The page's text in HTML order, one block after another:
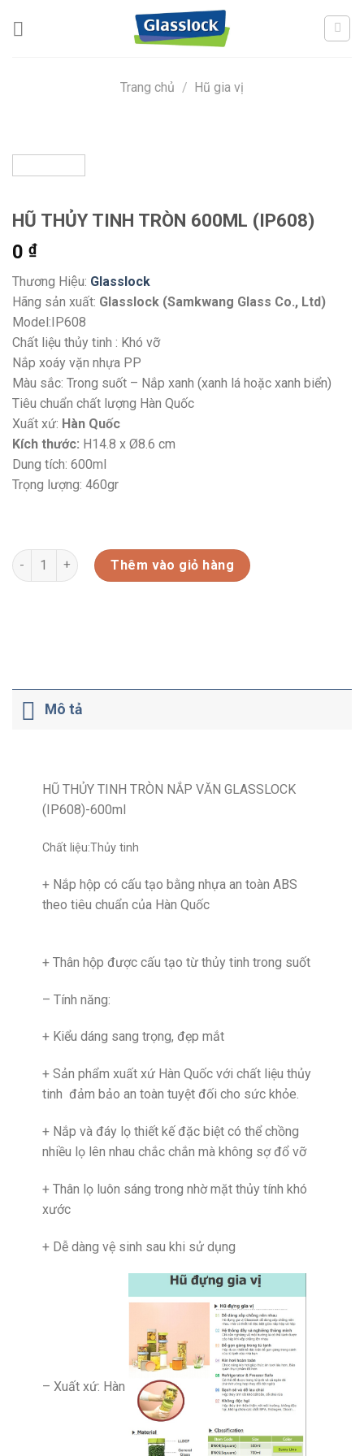
Trang chủ / Hũ gia vị
HŨ THỦY TINH TRÒN 600ML (IP608)
0 ₫
Thương Hiệu: Glasslock
Hãng sản xuất: Glasslock (Samkwang Glass Co., Ltd)
Model:IP608
Chất liệu thủy tinh : Khó vỡ
Nắp xoáy vặn nhựa PP
Màu sắc: Trong suốt – Nắp xanh (xanh lá hoặc xanh biển)
Tiêu chuẩn chất lượng Hàn Quốc
Xuất xứ: Hàn Quốc
Kích thước: H14.8 x Ø8.6 cm
Dung tích: 600ml
Trọng lượng: 460gr
HŨ THỦY TINH TRÒN 600ML (IP608) số lượng
Thêm vào giỏ hàng
Mô tả
HŨ THỦY TINH TRÒN NẮP VĂN GLASSLOCK
(IP608)-600ml
Chất liệu:Thủy tinh
+ Nắp hộp có cấu tạo bằng nhựa an toàn ABS
theo tiêu chuẩn của Hàn Quốc
+ Thân hộp được cấu tạo từ thủy tinh trong suốt
– Tính năng:
+ Kiểu dáng sang trọng, đẹp mắt
+ Sản phẩm xuất xứ Hàn Quốc với chất liệu thủy
tinh đảm bảo an toàn tuyệt đối cho sức khỏe.
+ Nắp và đáy lọ thiết kế đặc biệt có thể chồng
nhiều lọ lên nhau chắc chắn mà không sợ đổ vỡ
+ Thân lọ luôn sáng trong nhờ mặt thủy tính khó
xước
+ Dễ dàng vệ sinh sau khi sử dụng
– Xuất xứ: Hàn